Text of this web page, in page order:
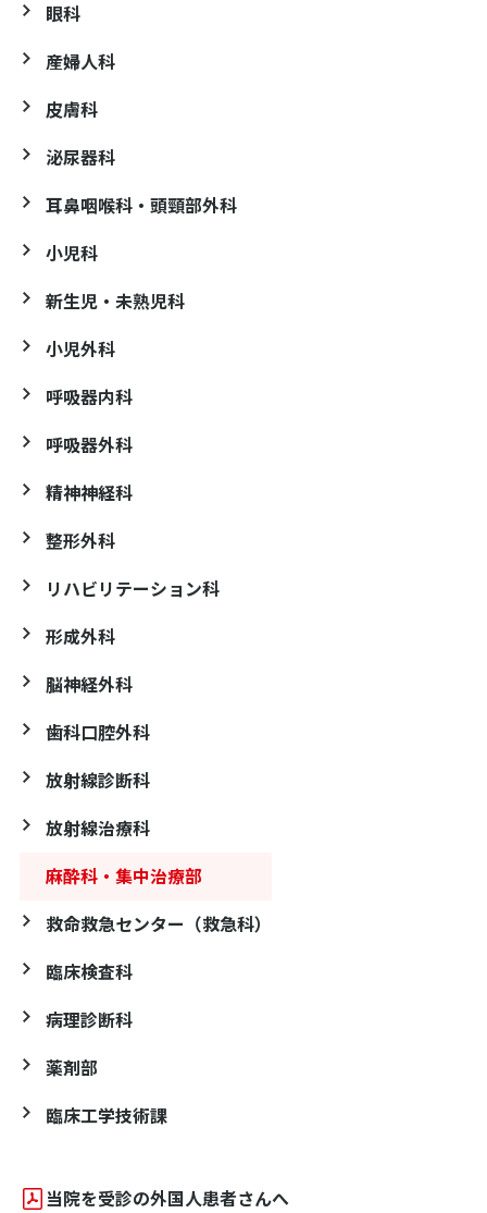
眼科
産婦人科
皮膚科
泌尿器科
耳鼻咽喉科・頭頸部外科
小児科
新生児・未熟児科
小児外科
呼吸器内科
呼吸器外科
精神神経科
整形外科
リハビリテーション科
形成外科
脳神経外科
歯科口腔外科
放射線診断科
放射線治療科
麻酔科・集中治療部
救命救急センター（救急科）
臨床検査科
病理診断科
薬剤部
臨床工学技術課
当院を受診の外国人患者さんへ